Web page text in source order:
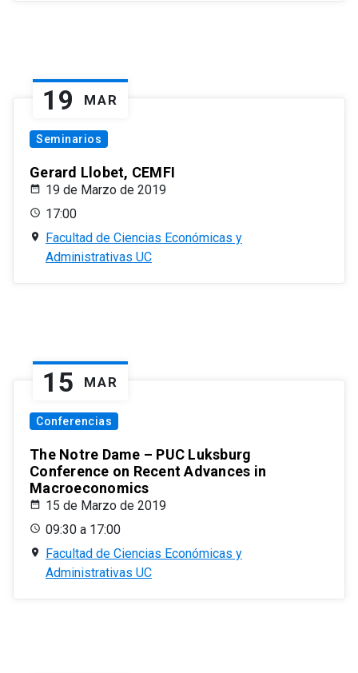
19 MAR
Seminarios
Gerard Llobet, CEMFI
19 de Marzo de 2019
17:00
Facultad de Ciencias Económicas y
Administrativas UC
15 MAR
Conferencias
The Notre Dame – PUC Luksburg
Conference on Recent Advances in
Macroeconomics
15 de Marzo de 2019
09:30 a 17:00
Facultad de Ciencias Económicas y
Administrativas UC